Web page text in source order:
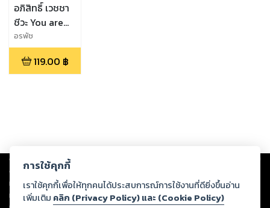
อภิสิทธิ์ เวชชา
ชีวะ You are
the hero
อรพัช
119.00 ฿
Copyright © 2026
ต่อผลงานหรือเนื้อหาใดที่อัปโหลดผ่านเว็บไซต์และปรากฏว่าละเมิดสิทธิใน
ทรัพย์สินทางปัญญาของบุคคลอื่นหรือขัดต่อกฎหมายและศีลธรรม ดังนั้น ผู้อ่าน
ทุกท่านโปรดใช้วิจารณญาณในการกลั่นกรองด้วยตนเอง และหากท่านพบว่าส่วน
การใช้คุกกี้
เราใช้คุกกี้เพื่อให้ทุกคนได้ประสบการณ์การใช้งานที่ดียิ่งขึ้นอ่าน
เพิ่มเติม คลิก (Privacy Policy) และ (Cookie Policy)